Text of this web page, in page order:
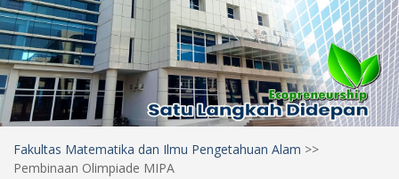
Fakultas Matematika dan Ilmu Pengetahuan Alam >>
Pembinaan Olimpiade MIPA